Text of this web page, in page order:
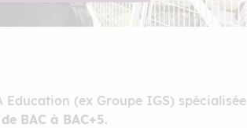
Education (ex Groupe IGS) spécialisée
de BAC à BAC+5.